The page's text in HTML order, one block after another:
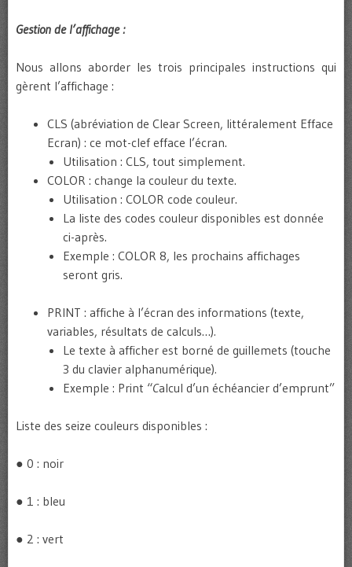
Gestion de l’affichage :
Nous allons aborder les trois principales instructions qui
gèrent l’affichage :
CLS (abréviation de Clear Screen, littéralement Efface
Ecran) : ce mot-clef efface l’écran.
Utilisation : CLS, tout simplement.
COLOR : change la couleur du texte.
Utilisation : COLOR code couleur.
La liste des codes couleur disponibles est donnée
ci-après.
Exemple : COLOR 8, les prochains affichages
seront gris.
PRINT : affiche à l’écran des informations (texte,
variables, résultats de calculs…).
Le texte à afficher est borné de guillemets (touche
3 du clavier alphanumérique).
Exemple : Print “Calcul d’un échéancier d’emprunt”
Liste des seize couleurs disponibles :
● 0 : noir
● 1 : bleu
● 2 : vert